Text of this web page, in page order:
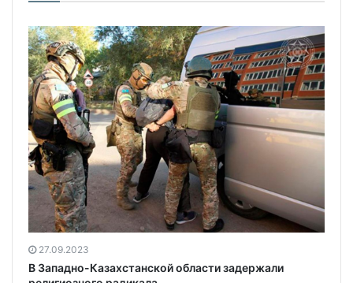
27.09.2023
В Западно-Казахстанской области задержали